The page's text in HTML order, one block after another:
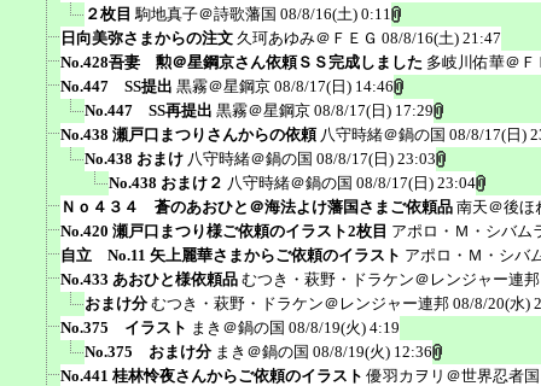
２枚目 駒地真子＠詩歌藩国 08/8/16(土) 0:11
日向美弥さまからの注文 久珂あゆみ＠ＦＥＧ 08/8/16(土) 21:47
No.428吾妻 勲＠星鋼京さん依頼ＳＳ完成しました 多岐川佑華＠Ｆ
No.447 SS提出 黒霧＠星鋼京 08/8/17(日) 14:46
No.447 SS再提出 黒霧＠星鋼京 08/8/17(日) 17:29
No.438 瀬戸口まつりさんからの依頼 八守時緒＠鍋の国 08/8/17(日)
No.438 おまけ 八守時緒＠鍋の国 08/8/17(日) 23:03
No.438 おまけ２ 八守時緒＠鍋の国 08/8/17(日) 23:04
Ｎｏ４３４ 蒼のあおひと＠海法よけ藩国さまご依頼品 南天＠後ほ
No.420 瀬戸口まつり様ご依頼のイラスト2枚目 アポロ・Ｍ・シバム
自立 No.11 矢上麗華さまからご依頼のイラスト アポロ・Ｍ・シバ
No.433 あおひと様依頼品 むつき・萩野・ドラケン＠レンジャー連邦
おまけ分 むつき・萩野・ドラケン＠レンジャー連邦 08/8/20(水)
No.375 イラスト まき＠鍋の国 08/8/19(火) 4:19
No.375 おまけ分 まき＠鍋の国 08/8/19(火) 12:36
No.441 桂林怜夜さんからご依頼のイラスト 優羽カヲリ＠世界忍者国